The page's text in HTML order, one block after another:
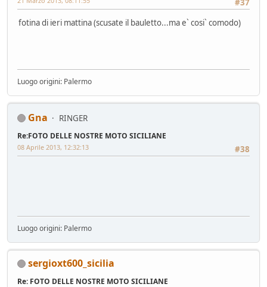
fotina di ieri mattina (scusate il bauletto...ma e` cosi` comodo)
Luogo origini: Palermo
Gna RINGER
Re:FOTO DELLE NOSTRE MOTO SICILIANE
#38
08 Aprile 2013, 12:32:13
Luogo origini: Palermo
sergioxt600_sicilia
Re: FOTO DELLE NOSTRE MOTO SICILIANE